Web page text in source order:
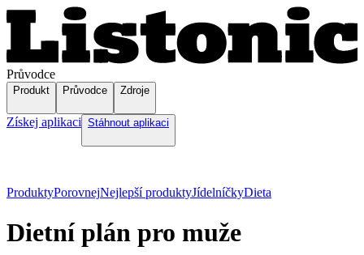
Průvodce
Produkt Průvodce Zdroje
Získej aplikaci Stáhnout aplikaci
ProduktyPorovnejNejlepší produktyJídelníčkyDieta
Dietní plán pro muže